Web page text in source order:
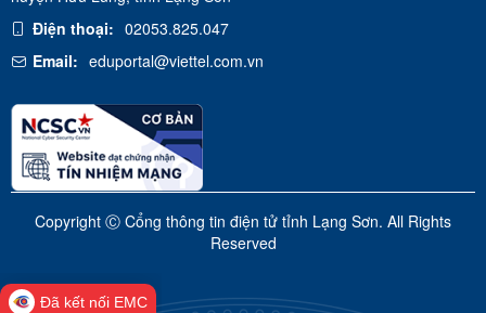
Điện thoại: 02053.825.047
Email: eduportal@viettel.com.vn
Copyright Ⓒ Cổng thông tin điện tử tỉnh Lạng Sơn. All Rights
Reserved
Đã kết nối EMC